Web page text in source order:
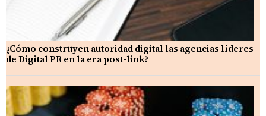
¿Cómo construyen autoridad digital las agencias líderes
de Digital PR en la era post-link?